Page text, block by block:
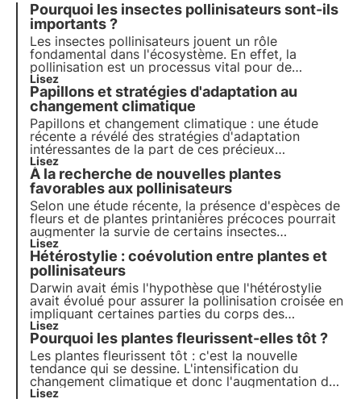
Pourquoi les insectes pollinisateurs sont-ils
importants ?
Les insectes pollinisateurs jouent un rôle
fondamental dans l'écosystème. En effet, la
pollinisation est un processus vital pour de
multiples raisons. Découvrons-les ensemble dans
cet article, en approfondissant quelques curiosités
intéressantes, y compris les différents mécanismes
de pollinisation.
Lisez
Papillons et stratégies d'adaptation au
changement climatique
Papillons et changement climatique : une étude
récente a révélé des stratégies d'adaptation
intéressantes de la part de ces précieux
pollinisateurs en Espagne et au Royaume-Uni. Cet
article présente les résultats de la recherche et les
implications pour la biodiversité.
Lisez
À la recherche de nouvelles plantes
favorables aux pollinisateurs
Selon une étude récente, la présence d'espèces de
fleurs et de plantes printanières précoces pourrait
augmenter la survie de certains insectes
pollinisateurs, élargissant ainsi la liste des plantes
"amies des pollinisateurs". Pour en savoir plus sur
les alliés des pollinisateurs, consultez cet article.
Lisez
Hétérostylie : coévolution entre plantes et
pollinisateurs
Darwin avait émis l'hypothèse que l'hétérostylie
avait évolué pour assurer la pollinisation croisée en
impliquant certaines parties du corps des
pollinisateurs. Aujourd'hui, une équipe de
chercheurs a mené une étude sur ce sujet,
montrant que l'intuition de Darwin était correcte.
Lisez
Pourquoi les plantes fleurissent-elles tôt ?
Les plantes fleurissent tôt : c'est la nouvelle
tendance qui se dessine. L'intensification du
changement climatique et donc l'augmentation des
émissions de gaz à effet de serre dans l'air ont fait
Lisez